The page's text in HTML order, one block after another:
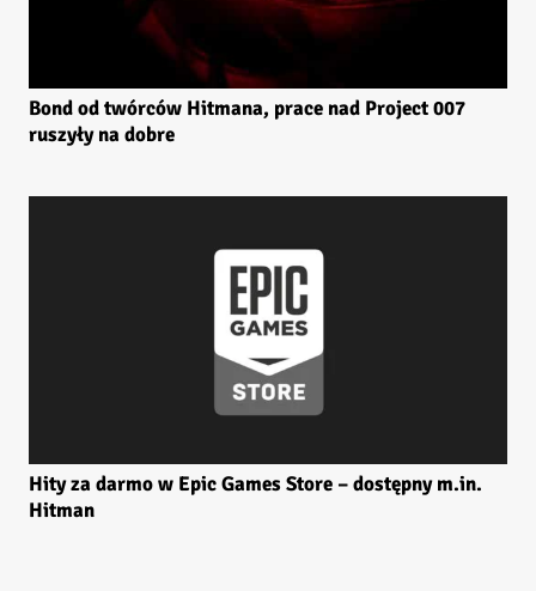
Bond od twórców Hitmana, prace nad Project 007
ruszyły na dobre
Hity za darmo w Epic Games Store – dostępny m.in.
Hitman